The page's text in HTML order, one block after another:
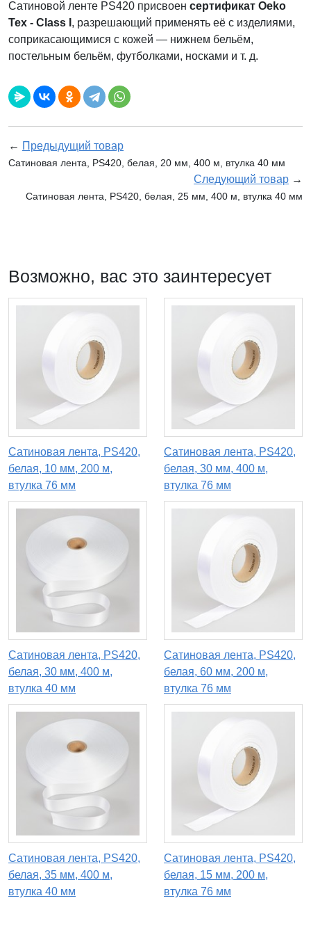
Сатиновой ленте PS420 присвоен сертификат Oeko
Tex - Class I , разрешающий применять её с изделиями,
соприкасающимися с кожей — нижнем бельём,
постельным бельём, футболками, носками и т. д.
← Предыдущий товар
Сатиновая лента, PS420, белая, 20 мм, 400 м, втулка 40 мм
Следующий товар →
Сатиновая лента, PS420, белая, 25 мм, 400 м, втулка 40 мм
Возможно, вас это заинтересует
Сатиновая лента, PS420,
белая, 10 мм, 200 м,
втулка 76 мм
Сатиновая лента, PS420,
белая, 30 мм, 400 м,
втулка 76 мм
Сатиновая лента, PS420,
белая, 30 мм, 400 м,
втулка 40 мм
Сатиновая лента, PS420,
белая, 60 мм, 200 м,
втулка 76 мм
Сатиновая лента, PS420,
белая, 35 мм, 400 м,
втулка 40 мм
Сатиновая лента, PS420,
белая, 15 мм, 200 м,
втулка 76 мм